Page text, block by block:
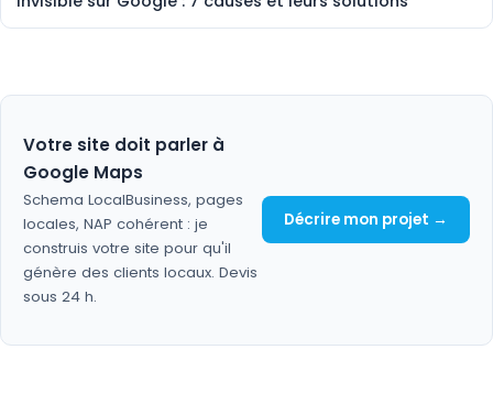
Votre site doit parler à
Google Maps
Schema LocalBusiness, pages
locales, NAP cohérent : je
construis votre site pour qu'il
génère des clients locaux. Devis
sous 24 h.
Décrire mon projet →